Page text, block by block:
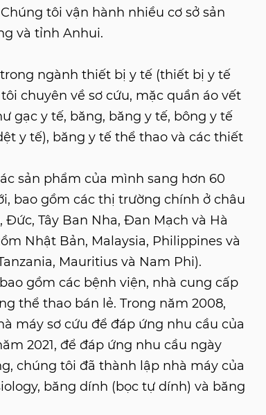
tôi vận hành nhiều cơ sở sản
và tỉnh Anhui.
ngành thiết bị y tế (thiết bị y tế
chuyên về sơ cứu, mặc quần áo vết
gạc y tế, băng, băng y tế, bông y tế
y tế), băng y tế thể thao và các thiết
sản phẩm của mình sang hơn 60
bao gồm các thị trường chính ở châu
Tây Ban Nha, Đan Mạch và Hà
Nhật Bản, Malaysia, Philippines và
Mauritius và Nam Phi).
gồm các bệnh viện, nhà cung cấp
thể thao bán lẻ. Trong năm 2008,
máy sơ cứu để đáp ứng nhu cầu của
2021, để đáp ứng nhu cầu ngày
chúng tôi đã thành lập nhà máy của
băng dính (bọc tự dính) và băng